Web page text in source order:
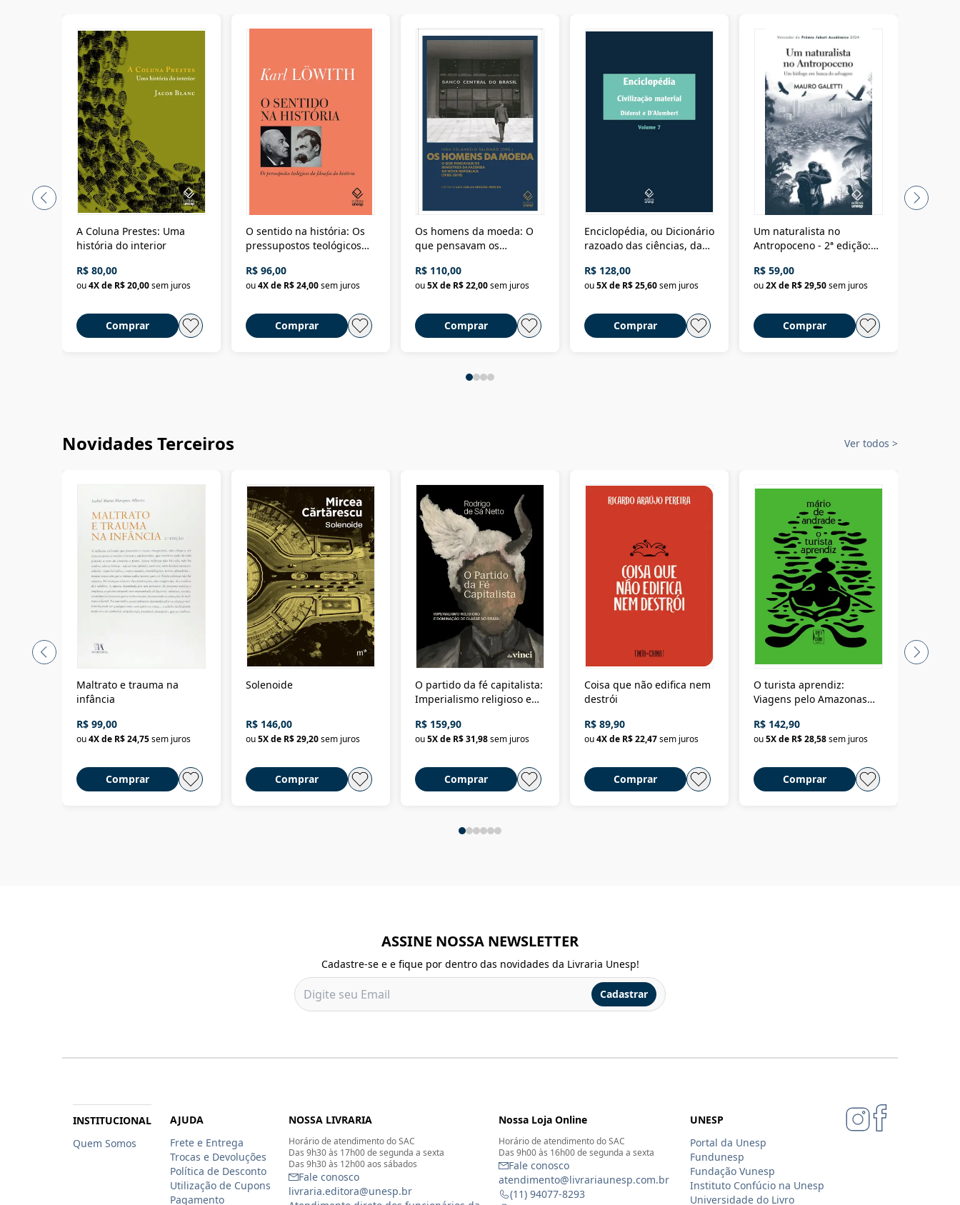
A Coluna Prestes: Uma
história do interior
R$ 80,00
ou4X de R$ 20,00sem juros
Comprar
O sentido na história: Os
pressupostos teológicos
R$ 96,00
ou4X de R$ 24,00sem juros
Comprar
Os homens da moeda: O
que pensavam os
Nova República (1985-
2018)
R$ 110,00
ou5X de R$ 22,00sem juros
Comprar
Enciclopédia, ou Dicionário
razoado das ciências, das
Civilização material
R$ 128,00
ou5X de R$ 25,60sem juros
Comprar
Um naturalista no
Antropoceno - 2ª edição:
selvagem
R$ 59,00
ou2X de R$ 29,50sem juros
Comprar
Novidades Terceiros Ver todos >
Maltrato e trauma na
infância
R$ 99,00
ou4X de R$ 24,75sem juros
Comprar
Solenoide
R$ 146,00
ou5X de R$ 29,20sem juros
Comprar
O partido da fé capitalista:
Imperialismo religioso e
Brasil
R$ 159,90
ou5X de R$ 31,98sem juros
Comprar
Coisa que não edifica nem
destrói
R$ 89,90
ou4X de R$ 22,47sem juros
Comprar
O turista aprendiz:
Viagens pelo Amazonas
até a Bolívia e por Marajó
até dizer chega
R$ 142,90
ou5X de R$ 28,58sem juros
Comprar
ASSINE NOSSA NEWSLETTER
Cadastre-se e e fique por dentro das novidades da Livraria Unesp!
Cadastrar
INSTITUCIONAL
Quem Somos
AJUDA
Frete e Entrega
Trocas e Devoluções
Política de Desconto
Utilização de Cupons
Pagamento
NOSSA LIVRARIA
Horário de atendimento do SAC
Das 9h30 às 17h00 de segunda a sexta
Das 9h30 às 12h00 aos sábados
Fale conosco
livraria.editora@unesp.br
Nossa Loja Online
Horário de atendimento do SAC
Das 9h00 às 16h00 de segunda a sexta
Fale conosco
atendimento@livrariaunesp.com.br
(11) 94077-8293
UNESP
Portal da Unesp
Fundunesp
Fundação Vunesp
Instituto Confúcio na Unesp
Universidade do Livro